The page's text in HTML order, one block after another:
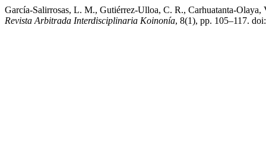
García-Salirrosas, L. M., Gutiérrez-Ulloa, C. R., Carhuatanta-
Revista Arbitrada Interdisciplinaria Koinonía, 8(1), pp. 105–117.